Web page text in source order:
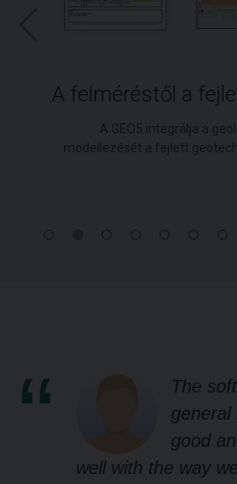
A felméréstől a
A GEO5 integrálja a
modellezését a fejlett
The
general
good
well with the way